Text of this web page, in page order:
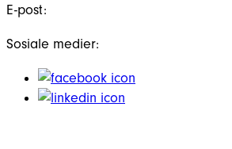
E-post:
Sosiale medier: